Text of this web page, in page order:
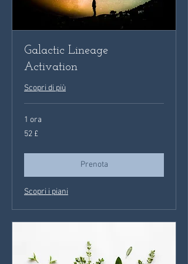
Galactic Lineage
Activation
Scopri di più
1 ora
52
sterline
52 £
Prenota
Scopri i piani